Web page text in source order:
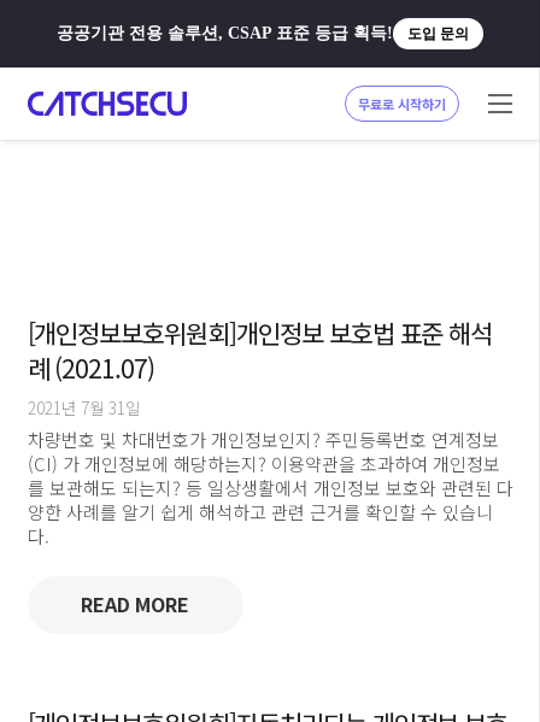
공공기관 전용 솔루션, CSAP 표준 등급 획득! 도입 문의
무료로 시작하기
[개인정보보호위원회]개인정보 보호법 표준 해석
례 (2021.07)
2021년 7월 31일
차량번호 및 차대번호가 개인정보인지? 주민등록번호 연계정보
(CI) 가 개인정보에 해당하는지? 이용약관을 초과하여 개인정보
를 보관해도 되는지? 등 일상생활에서 개인정보 보호와 관련된 다
양한 사례를 알기 쉽게 해석하고 관련 근거를 확인할 수 있습니
다.
READ MORE